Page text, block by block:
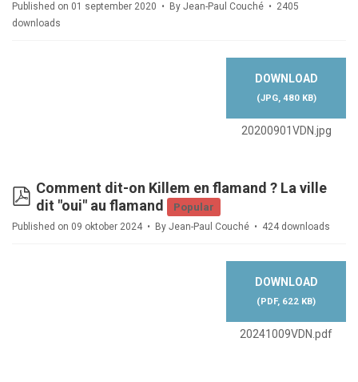
Published on 01 september 2020 By Jean-Paul Couché
2405
downloads
DOWNLOAD
(JPG, 480 KB)
20200901VDN.jpg
pdf
Comment dit-on Killem en flamand ? La ville
dit "oui" au flamand
Popular
Published on 09 oktober 2024 By Jean-Paul Couché 424 downloads
DOWNLOAD
(PDF, 622 KB)
20241009VDN.pdf